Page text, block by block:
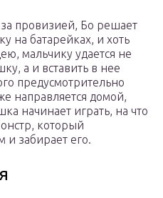
провизией, Бо решает
на батарейках, и хоть
мальчику удается не
а и вставить в нее
предусмотрительно
направляется домой,
начинает играть, на что
который
и забирает его.